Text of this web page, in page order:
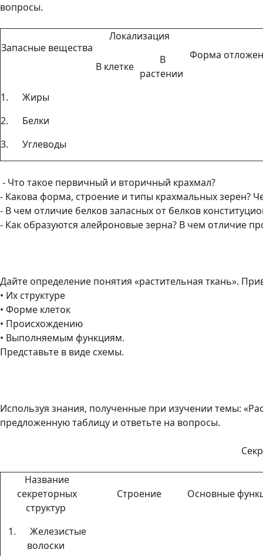
вопросы.
Запасные вещества
Локализация
Форма
В клетке
В
растении
1. Жиры
2. Белки
3. Углеводы
- Что такое первичный и вторичный крахмал?
- Какова форма, строение и типы крахмальных зерен?
- В чем отличие белков запасных от белков
- Как образуются алейроновые зерна? В чем отличие
Дайте определение понятия «растительная ткань».
• Их структуре
• Форме клеток
• Происхождению
• Выполняемым функциям.
Представьте в виде схемы.
Используя знания, полученные при изучении темы:
предложенную таблицу и ответьте на вопросы.
Название
секреторных
структур
Строение Основные
1. Железистые
волоски